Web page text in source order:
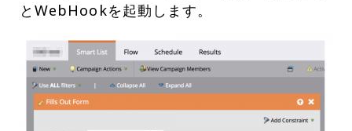
とWebHookを起動します。